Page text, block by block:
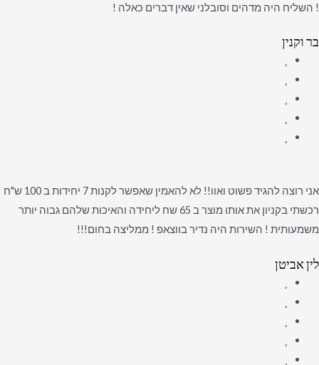
! השליח היה מדהים וסובלני שאין דברים כאלה !
בר וקנין
אני רוצה להגיד פשוט ואוו!! לא להאמין שאפשר לקנות 7 יחידות ב 100 ש"ח
רכשתי בקניון את אותו מוצר ב 65 שח ליחידה והאיכות שלהם גבוה יותר
משמעותית ! השירות היה נדיר בווצאפ ! ממליצה בחום!!!
לין אביטן